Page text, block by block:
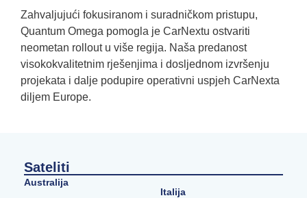
Zahvaljujući fokusiranom i suradničkom pristupu,
Quantum Omega pomogla je CarNextu ostvariti
neometan rollout u više regija. Naša predanost
visokokvalitetnim rješenjima i dosljednom izvršenju
projekata i dalje podupire operativni uspjeh CarNexta
diljem Europe.
Sateliti
Australija
Italija